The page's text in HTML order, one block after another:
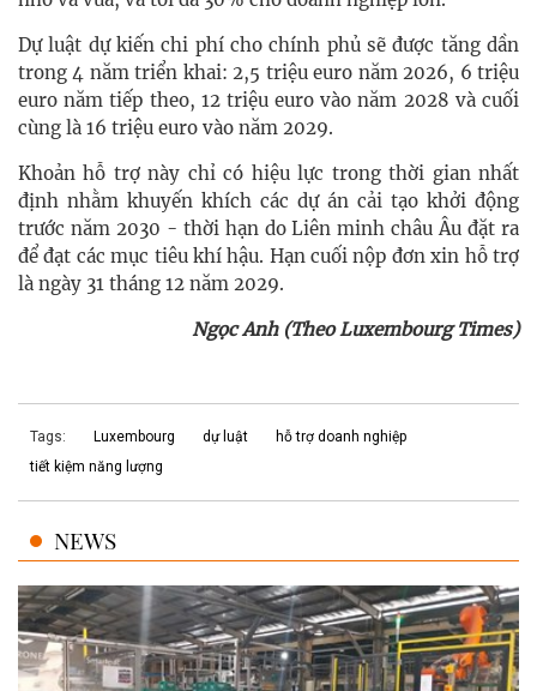
Dự luật dự kiến chi phí cho chính phủ sẽ được tăng dần
trong 4 năm triển khai: 2,5 triệu euro năm 2026, 6 triệu
euro năm tiếp theo, 12 triệu euro vào năm 2028 và cuối
cùng là 16 triệu euro vào năm 2029.
Khoản hỗ trợ này chỉ có hiệu lực trong thời gian nhất
định nhằm khuyến khích các dự án cải tạo khởi động
trước năm 2030 - thời hạn do Liên minh châu Âu đặt ra
để đạt các mục tiêu khí hậu. Hạn cuối nộp đơn xin hỗ trợ
là ngày 31 tháng 12 năm 2029.
Ngọc Anh (Theo Luxembourg Times)
Tags: Luxembourg dự luật
hỗ trợ doanh nghiệp
tiết kiệm năng lượng
NEWS